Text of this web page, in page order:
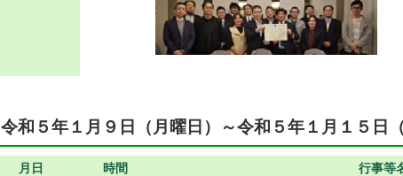
令和５年１月９日（月曜日）～令和５年１月１５日
月日 時間
行事等